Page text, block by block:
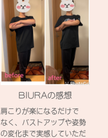
BIURAの感想
肩こりが楽になるだけで
なく、バストアップや姿勢
の変化まで実感していただ